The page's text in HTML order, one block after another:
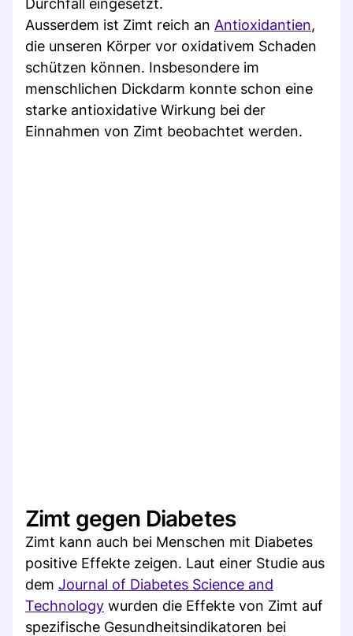
Ausserdem ist Zimt reich an Antioxidantien,
die unseren Körper vor oxidativem Schaden
schützen können. Insbesondere im
menschlichen Dickdarm konnte schon eine
starke antioxidative Wirkung bei der
Einnahmen von Zimt beobachtet werden.
Zimt gegen Diabetes
Zimt kann auch bei Menschen mit Diabetes
positive Effekte zeigen. Laut einer Studie aus
dem Journal of Diabetes Science and
Technology wurden die Effekte von Zimt auf
spezifische Gesundheitsindikatoren bei